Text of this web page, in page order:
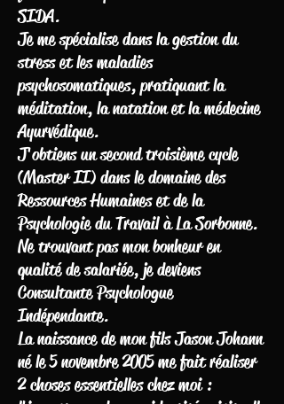
SIDA.
Je me spécialise dans la gestion du
stress et les maladies
psychosomatiques, pratiquant la
méditation, la natation et la médecine
Ayurvédique.
J'obtiens un second troisième cycle
(Master II) dans le domaine des
Ressources Humaines et de la
Psychologie du Travail à La Sorbonne.
Ne trouvant pas mon bonheur en
qualité de salariée, je deviens
Consultante Psychologue
Indépendante.
La naissance de mon fils Jason Johann
né le 5 novembre 2005 me fait réaliser
2 choses essentielles chez moi :